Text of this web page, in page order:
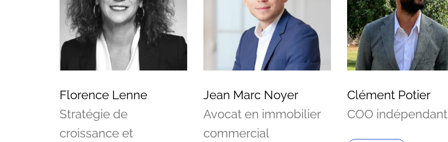
Florence Lenne
Stratégie de
croissance et
Jean Marc Noyer
Avocat en immobilier
commercial
Clément Potier
COO indépendant